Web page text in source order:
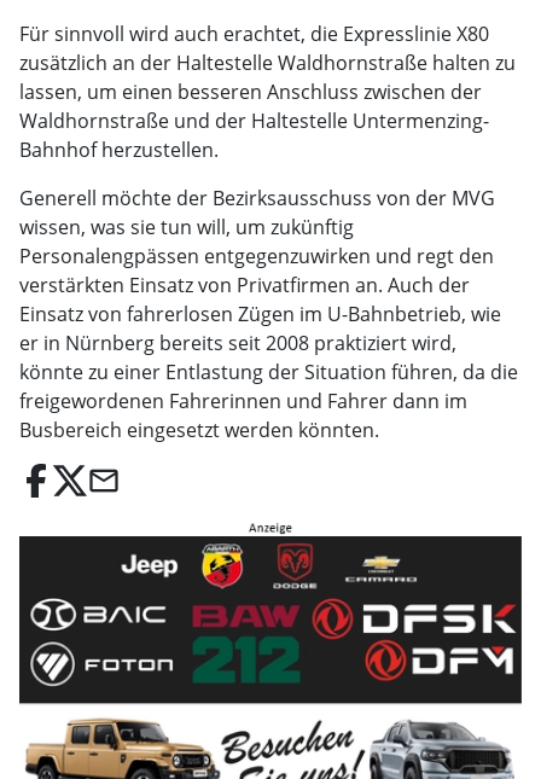
Für sinnvoll wird auch erachtet, die Expresslinie X80
zusätzlich an der Haltestelle Waldhornstraße halten zu
lassen, um einen besseren Anschluss zwischen der
Waldhornstraße und der Haltestelle Untermenzing-
Bahnhof herzustellen.
Generell möchte der Bezirksausschuss von der MVG
wissen, was sie tun will, um zukünftig
Personalengpässen entgegenzuwirken und regt den
verstärkten Einsatz von Privatfirmen an. Auch der
Einsatz von fahrerlosen Zügen im U-Bahnbetrieb, wie
er in Nürnberg bereits seit 2008 praktiziert wird,
könnte zu einer Entlastung der Situation führen, da die
freigewordenen Fahrerinnen und Fahrer dann im
Busbereich eingesetzt werden könnten.
email